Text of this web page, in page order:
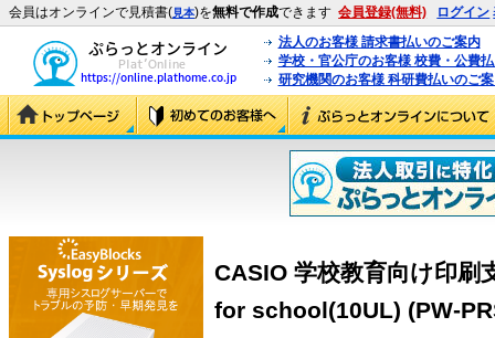
会員はオンラインで見積書(見本)を無料で作成できます 会員登録(無料) ログイン
法人のお客様 請求書払いのご案内
学校・官公庁のお客様 校費・公費
研究機関のお客様 科研費払いのご
CASIO 学校教育向け印刷
for school(10UL) (PW-